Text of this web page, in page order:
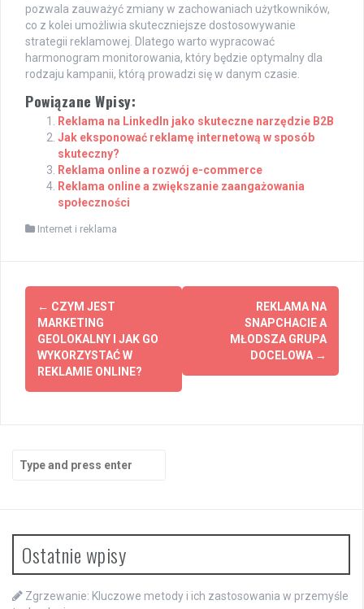
pozwala zauważyć zmiany w zachowaniach użytkowników,
co z kolei umożliwia skuteczniejsze dostosowywanie
strategii reklamowej. Dlatego warto wypracować
harmonogram monitorowania, który będzie optymalny dla
rodzaju kampanii, którą prowadzi się w danym czasie.
Powiązane Wpisy:
Reklama na LinkedIn jako skuteczne narzędzie B2B
Jak eksponować reklamę internetową w sposób
skuteczny?
Reklama online a rozwój e-commerce
Reklama online a zwiększanie zaangażowania
społeczności
Internet i reklama
Post
navigation
← CZYM JEST
MARKETING
GEOLOKALNY I JAK GO
WYKORZYSTAĆ W
REKLAMIE ONLINE?
REKLAMA NA
SNAPCHACIE A
MŁODSZA GRUPA
DOCELOWA →
for:
Ostatnie wpisy
Zgrzewanie: Kluczowe metody i ich zastosowania w przemyśle